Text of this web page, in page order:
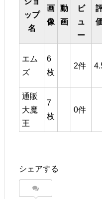
ップ
名
画
像
動
画
ビ
ュ
ー
エム
ズ
6
枚
2件
通販
大魔
王
7
枚
0件
シェアする